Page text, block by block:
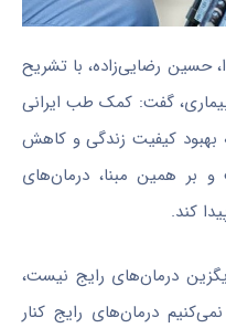
حسین رضایی‌زاده، با تشریح
گفت: کمک طب ایرانی
بهبود کیفیت زندگی و کاهش
بر همین مبنا، درمان‌های
کند.
درمان‌های رایج نیست،
درمان‌های رایج کنار